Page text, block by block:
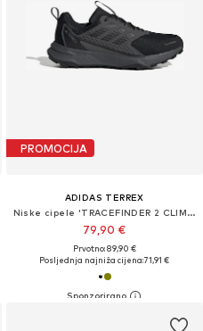
PROMOCIJA
ADIDAS TERREX
Niske cipele 'TRACEFINDER 2 CLIMA'
79,90 €
Prvotno: 89,90 €
Posljednja najniža cijena:71,91 €